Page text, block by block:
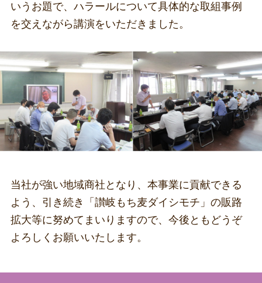
いうお題で、ハラールについて具体的な取組事例
を交えながら講演をいただきました。
当社が強い地域商社となり、本事業に貢献できる
よう、引き続き「讃岐もち麦ダイシモチ」の販路
拡大等に努めてまいりますので、今後ともどうぞ
よろしくお願いいたします。